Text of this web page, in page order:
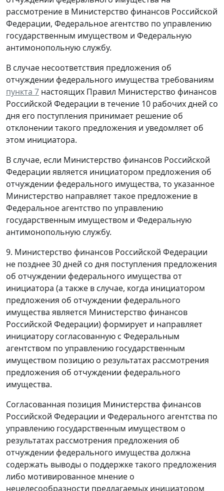
рассмотрение в Министерство финансов Российской
Федерации, Федеральное агентство по управлению
государственным имуществом и Федеральную
антимонопольную службу.
В случае несоответствия предложения об
отчуждении федерального имущества требованиям
пункта 7 настоящих Правил Министерство финансов
Российской Федерации в течение 10 рабочих дней со
дня его поступления принимает решение об
отклонении такого предложения и уведомляет об
этом инициатора.
В случае, если Министерство финансов Российской
Федерации является инициатором предложения об
отчуждении федерального имущества, то указанное
Министерство направляет такое предложение в
Федеральное агентство по управлению
государственным имуществом и Федеральную
антимонопольную службу.
9. Министерство финансов Российской Федерации
не позднее 30 дней со дня поступления предложения
об отчуждении федерального имущества от
инициатора (а также в случае, когда инициатором
предложения об отчуждении федерального
имущества является Министерство финансов
Российской Федерации) формирует и направляет
инициатору согласованную с Федеральным
агентством по управлению государственным
имуществом позицию о результатах рассмотрения
предложения об отчуждении федерального
имущества.
Согласованная позиция Министерства финансов
Российской Федерации и Федерального агентства по
управлению государственным имуществом о
результатах рассмотрения предложения об
отчуждении федерального имущества должна
содержать выводы о поддержке такого предложения
либо мотивированное мнение о
нецелесообразности предлагаемых инициатором